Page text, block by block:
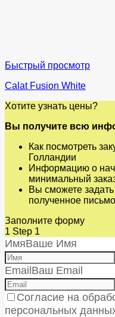
Быстрый просмотр
Calat Fusion White
Хотите узнать цены?
Вы получите всю
Как посмотреть
Голландии
Информацию о
минимальный
Вы сможете
полученное
Заполните форму
1 Step 1
ИмяВаше Имя
EmailВаш Email
Согласие на
персональных